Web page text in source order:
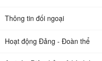
Thông tin đối ngoại
Hoạt động Đảng - Đoàn thể